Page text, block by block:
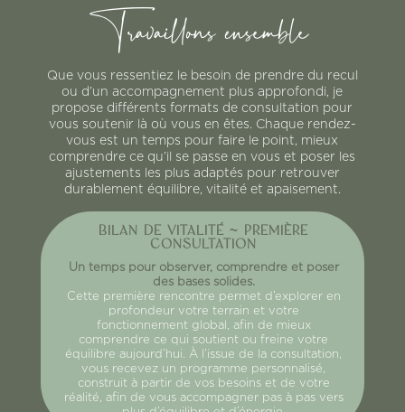
Travaillons ensemble
Que vous ressentiez le besoin de prendre du recul
ou d’un accompagnement plus approfondi, je
propose différents formats de consultation pour
vous soutenir là où vous en êtes. Chaque rendez-
vous est un temps pour faire le point, mieux
comprendre ce qu’il se passe en vous et poser les
ajustements les plus adaptés pour retrouver
durablement équilibre, vitalité et apaisement.
BILAN DE VITALITÉ ~ PREMIÈRE
CONSULTATION
Un temps pour observer, comprendre et poser
des bases solides.
Cette première rencontre permet d’explorer en
profondeur votre terrain et votre
fonctionnement global, afin de mieux
comprendre ce qui soutient ou freine votre
équilibre aujourd’hui. À l’issue de la consultation,
vous recevez un programme personnalisé,
construit à partir de vos besoins et de votre
réalité, afin de vous accompagner pas à pas vers